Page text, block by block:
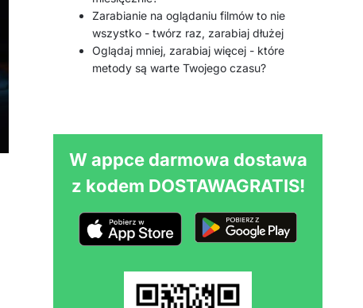
Zarabianie na oglądaniu filmów to nie
wszystko - twórz raz, zarabiaj dłużej
Oglądaj mniej, zarabiaj więcej - które
metody są warte Twojego czasu?
W appce darmowa dostawa
z kodem DOSTAWAGRATIS!